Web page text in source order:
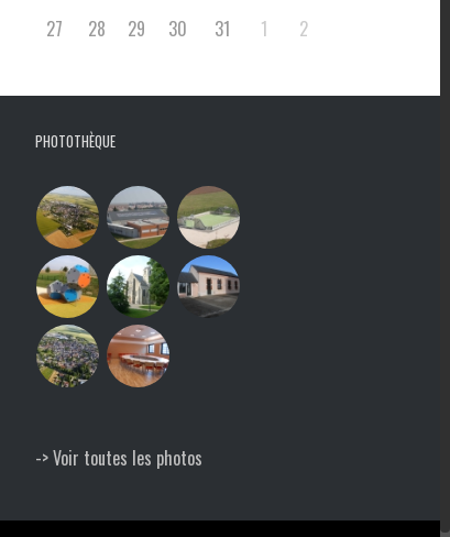
27
28 29 30 31 1 2
PHOTOTHÈQUE
-> Voir toutes les photos